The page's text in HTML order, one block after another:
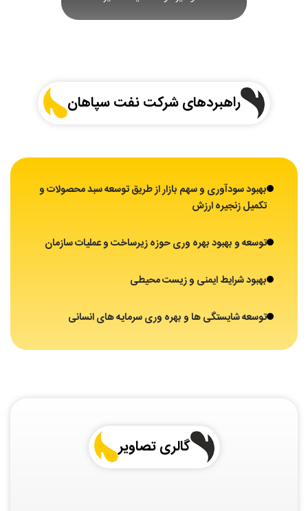
راهبردهای شرکت نفت سپاهان
بهبود سودآوری و سهم بازار از طریق توسعه سبد محصولات و
تکمیل زنجیره ارزش
توسعه و بهبود بهره وری حوزه زیرساخت و عملیات سازمان
بهبود شرایط ایمنی و زیست محیطی
توسعه شایستگی ها و بهره وری سرمایه های انسانی
گالری تصاویر